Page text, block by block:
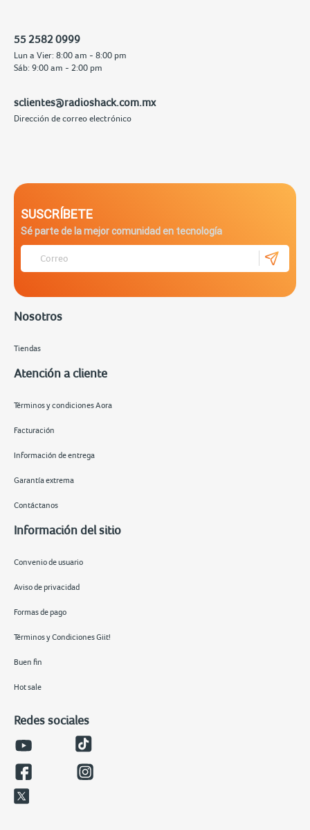
55 2582 0999
Lun a Vier: 8:00 am - 8:00 pm
Sáb: 9:00 am - 2:00 pm
sclientes@radioshack.com.mx
Dirección de correo electrónico
SUSCRÍBETE
Sé parte de la mejor comunidad en tecnología
Nosotros
Tiendas
Atención a cliente
Términos y condiciones Aora
Facturación
Información de entrega
Garantía extrema
Contáctanos
Información del sitio
Convenio de usuario
Aviso de privacidad
Formas de pago
Términos y Condiciones Giit!
Buen fin
Hot sale
Redes sociales